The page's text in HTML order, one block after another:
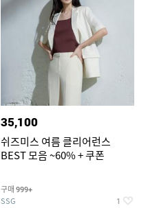
35,100
쉬즈미스 여름 클리어런스
BEST 모음 ~60% + 쿠폰
구매 999+
SSG 1